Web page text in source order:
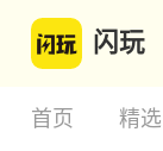
闪玩
首页 精选